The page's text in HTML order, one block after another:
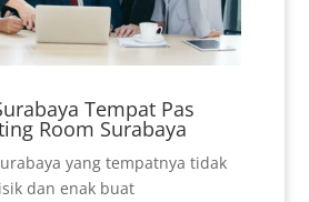
Tempat Pas
Room Surabaya
yang tempatnya tidak
dan enak buat